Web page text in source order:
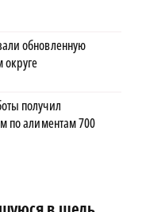
обновленную
округе
получил
по алиментам 700